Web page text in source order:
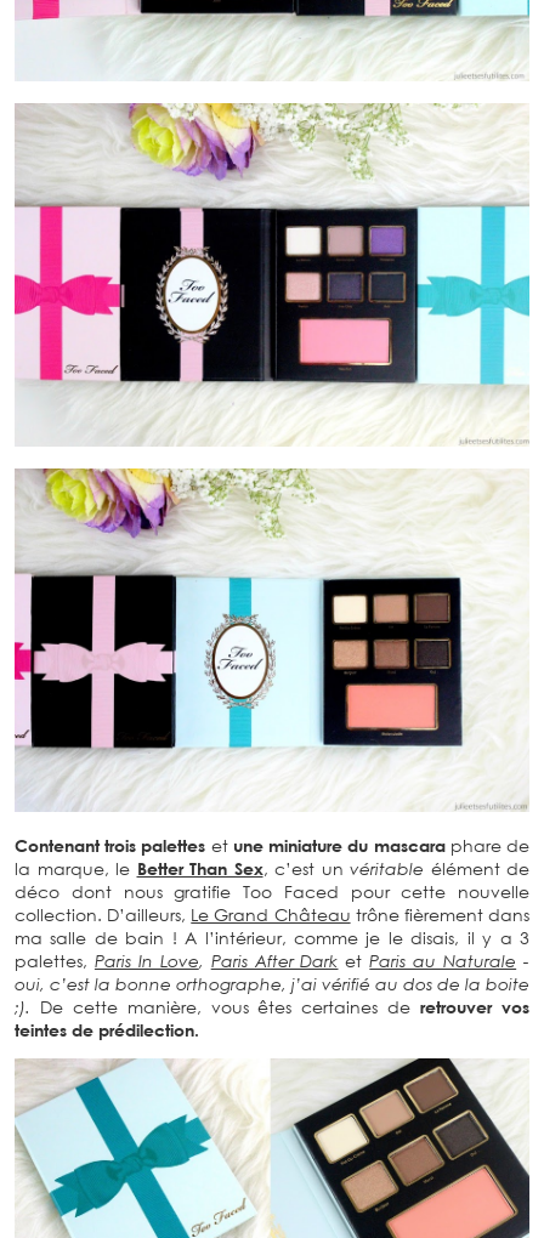
Contenant trois palettes et une miniature du mascaraphare de
la marque, le Better Than Sex, c’est un véritable élément de
déco dont nous gratifie Too Faced pour cette nouvelle
collection. D’ailleurs, Le Grand Château trône fièrement dans
ma salle de bain ! A l’intérieur, comme je le disais, il y a 3
palettes, Paris In Love, Paris After Dark etParis au Naturale -
oui, c’est la bonne orthographe, j’ai vérifié au dos de la boite
;).
De cette manière, vous êtes certaines deretrouver vos
teintes de prédilection.